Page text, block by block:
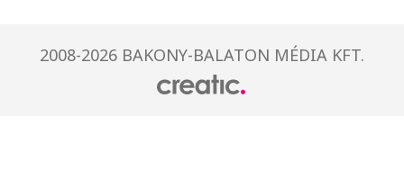
2008-2026 BAKONY-BALATON MÉDIA KFT.